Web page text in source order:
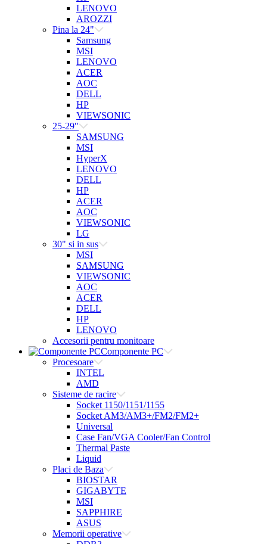
LENOVO
AROZZI
Pina la 24"
Samsung
MSI
LENOVO
ACER
AOC
DELL
HP
VIEWSONIC
25-29"
SAMSUNG
MSI
HyperX
LENOVO
DELL
HP
ACER
AOC
VIEWSONIC
LG
30" si in sus
MSI
SAMSUNG
VIEWSONIC
AOC
ACER
DELL
HP
LENOVO
Accesorii pentru monitoare
Componente PC
Procesoare
INTEL
AMD
Sisteme de racire
Socket 1150/1151/1155
Socket AM3/AM3+/FM2/FM2+
Universal
Case Fan/VGA Cooler/Fan Control
Thermal Paste
Liquid
Placi de Baza
BIOSTAR
GIGABYTE
MSI
SAPPHIRE
ASUS
Memorii operative